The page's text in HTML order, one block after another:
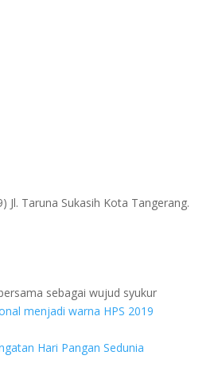
Taruna Sukasih Kota Tangerang.
sebagai wujud syukur